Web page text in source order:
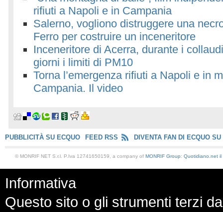
rifiuti a Napoli e in Campania
Salerno, vogliono distruggere una
Ferro per costruire un inceneritore
Inceneritore di Acerra, durante i
giorni i limiti di PM10
Torna l’emergenza rifiuti a Napoli e in
Campania. Il video
PUBBLICITÀ SU ECQUO FEED RSS DIVENTA FAN DI ECQUO SU
© MONRIF NET S.r.l. P.Iva 12741650159, a company of MONRIF Group: Quotidiano.net il
Informativa
Questo sito o gli strumenti terzi